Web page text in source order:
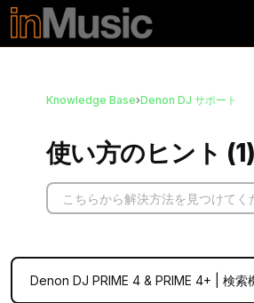
メインコンテンツに移動
Knowledge Base›Denon DJ サポート
使い方のヒント (1)
Denon DJ PRIME 4 & PRIME 4+ | 検索